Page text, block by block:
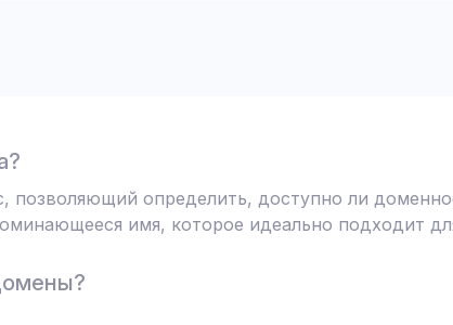
определить, доступно ли
имя, которое идеально подходит